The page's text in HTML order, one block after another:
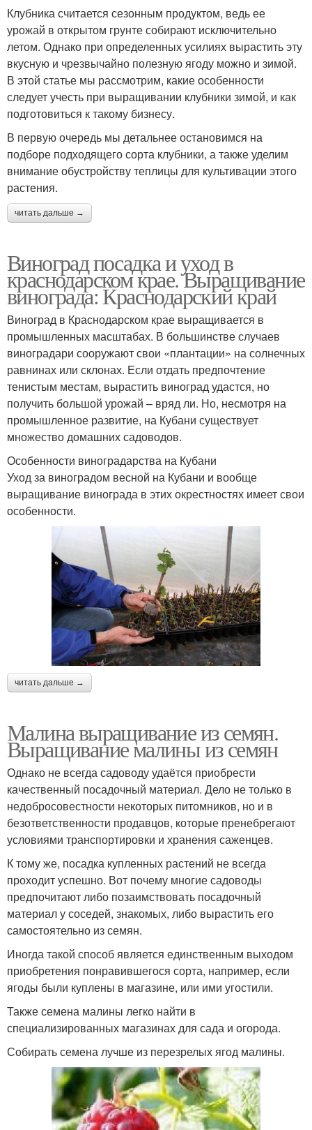
Клубника считается сезонным продуктом, ведь ее
урожай в открытом грунте собирают исключительно
летом. Однако при определенных усилиях вырастить эту
вкусную и чрезвычайно полезную ягоду можно и зимой.
В этой статье мы рассмотрим, какие особенности
следует учесть при выращивании клубники зимой, и как
подготовиться к такому бизнесу.
В первую очередь мы детальнее остановимся на
подборе подходящего сорта клубники, а также уделим
внимание обустройству теплицы для культивации этого
растения.
читать дальше →
Виноград посадка и уход в
краснодарском крае. Выращивание
винограда: Краснодарский край
Виноград в Краснодарском крае выращивается в
промышленных масштабах. В большинстве случаев
виноградари сооружают свои «плантации» на солнечных
равнинах или склонах. Если отдать предпочтение
тенистым местам, вырастить виноград удастся, но
получить большой урожай – вряд ли. Но, несмотря на
промышленное развитие, на Кубани существует
множество домашних садоводов.
Особенности виноградарства на Кубани
Уход за виноградом весной на Кубани и вообще
выращивание винограда в этих окрестностях имеет свои
особенности.
читать дальше →
Малина выращивание из семян.
Выращивание малины из семян
Однако не всегда садоводу удаётся приобрести
качественный посадочный материал. Дело не только в
недобросовестности некоторых питомников, но и в
безответственности продавцов, которые пренебрегают
условиями транспортировки и хранения саженцев.
К тому же, посадка купленных растений не всегда
проходит успешно. Вот почему многие садоводы
предпочитают либо позаимствовать посадочный
материал у соседей, знакомых, либо вырастить его
самостоятельно из семян.
Иногда такой способ является единственным выходом
приобретения понравившегося сорта, например, если
ягоды были куплены в магазине, или ими угостили.
Также семена малины легко найти в
специализированных магазинах для сада и огорода.
Собирать семена лучше из перезрелых ягод малины.